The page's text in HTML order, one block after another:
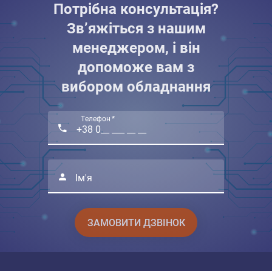
Потрібна консультація?
Зв’яжіться з нашим
менеджером, і він
допоможе вам з
вибором обладнання
Телефон *
Ім'я
ЗАМОВИТИ ДЗВІНОК